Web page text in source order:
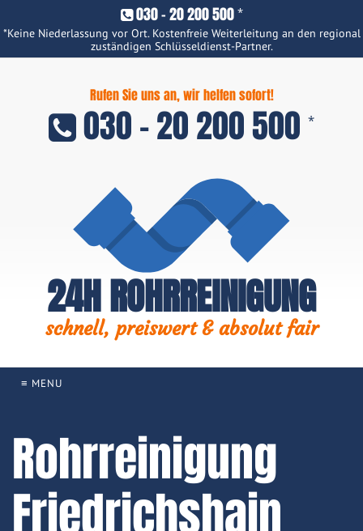
030 - 20 200 500 *
*Keine Niederlassung vor Ort. Kostenfreie Weiterleitung an den regional
zuständigen Schlüsseldienst-Partner.
Rufen Sie uns an, wir helfen sofort!
030 - 20 200 500 *
24H ROHRREINIGUNG
schnell, preiswert & absolut fair
≡ MENU
Rohrreinigung
Friedrichshain